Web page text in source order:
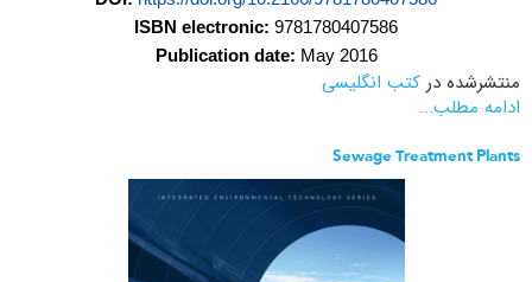
ISBN electronic: 9781780407586
Publication date: May 2016
منتشرشده در کتب انگلیسی
ادامه مطلب...
Sewage Treatment Plants